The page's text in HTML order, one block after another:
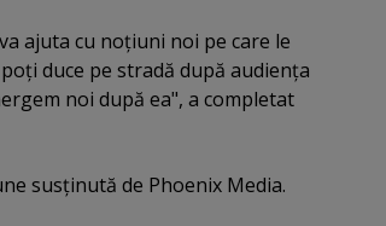
ajuta cu noţiuni noi pe care le
duce pe stradă după audienţa
noi după ea", a completat
susţinută de Phoenix Media.